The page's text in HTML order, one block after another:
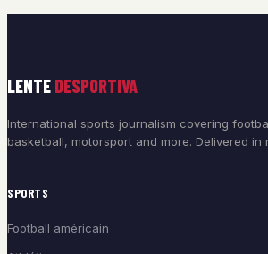
LENTE DESPORTIVA
International sports journalism covering
basketball, motorsport and more. Delivered in
SPORTS
Football américain